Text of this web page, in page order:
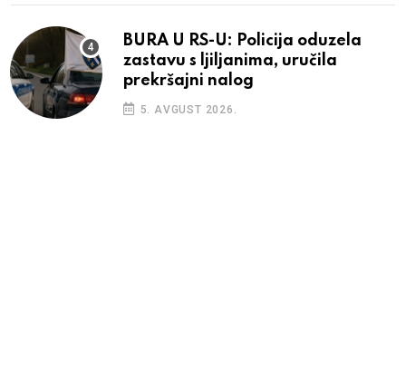
BURA U RS-U: Policija oduzela
zastavu s ljiljanima, uručila
prekršajni nalog
5. AVGUST 2026.